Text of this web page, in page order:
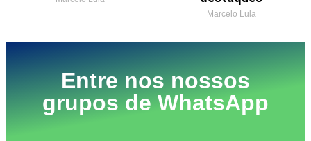
Marcelo Lula
Entre nos nossos
grupos de WhatsApp